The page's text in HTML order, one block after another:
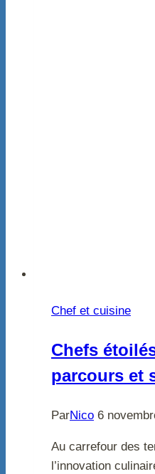
Chef et cuisine
Chefs
parcours et
ParNico 6
Au carrefour des
l’innovation